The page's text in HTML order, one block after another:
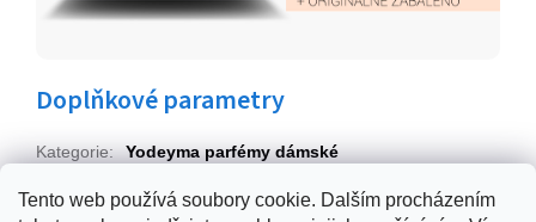
Tento web používá soubory cookie. Dalším procházením
Doplňkové parametry
Kategorie:
Yodeyma parfémy dámské